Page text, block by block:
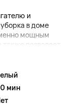
и
в доме
мощным
позволяет...
мин